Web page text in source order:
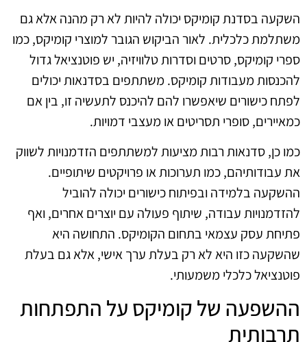
השקעה בסדנת קומיקס יכולה להיות לא רק מהנה אלא גם
משתלמת כלכלית. לאור הביקוש הגובר למוצרי קומיקס, כמו
ספרי קומיקס, סרטים וסדרות טלוויזיה, יש פוטנציאל גדול
להכנסות מעבודות קומיקס. משתתפים בסדנאות יכולים
לפתח כישורים שיאפשרו להם להיכנס לתעשיה זו, בין אם
כמאיירים, סופרי תסריטים או מעצבי דמויות.
כמו כן, סדנאות רבות מציעות למשתתפים הזדמנויות לשווק
את עבודותיהם, כמו תערוכות או פרויקטים שיתופיים.
ההשקעה בלמידה ובפיתוח כישורים יכולה להוביל
להזדמנויות עבודה, שיתוף פעולה עם יוצרים אחרים, ואף
פתיחת עסק עצמאי בתחום הקומיקס. התחושה היא
שהשקעה כזו היא לא רק בעלת ערך אישי, אלא גם בעלת
פוטנציאל כלכלי משמעותי.
ההשפעה של קומיקס על התפתחות
תרבותית